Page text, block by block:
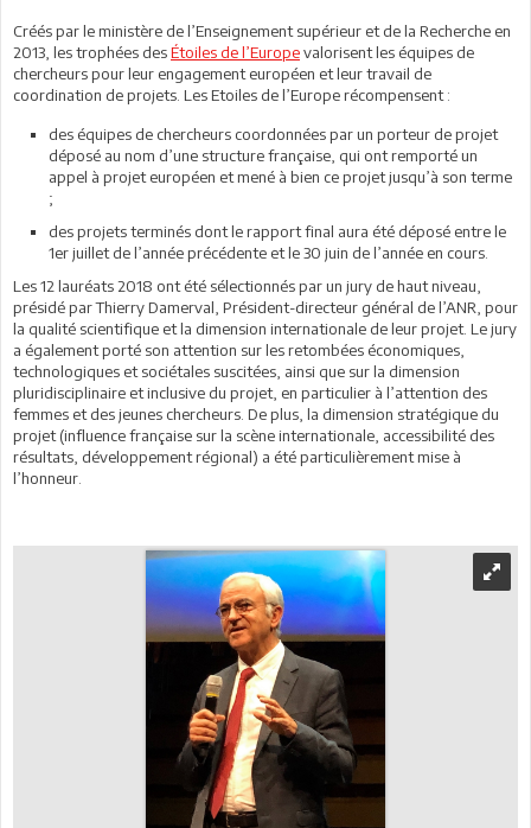
Créés par le ministère de l’Enseignement supérieur et de la Recherche en
2013, les trophées desÉtoiles de l’Europevalorisent les équipes de
chercheurs pour leur engagement européen et leur travail de
coordination de projets. Les Etoiles de l’Europe récompensent :
des équipes de chercheurs coordonnées par un porteur de projet
déposé au nom d’une structure française, qui ont remporté un
appel à projet européen et mené à bien ce projet jusqu’à son terme
;
des projets terminés dont le rapport final aura été déposé entre le
1er juillet de l’année précédente et le 30 juin de l’année en cours.
Les 12 lauréats 2018 ont été sélectionnés par un jury de haut niveau,
présidé par Thierry Damerval, Président-directeur général de l’ANR, pour
la qualité scientifique et la dimension internationale de leur projet. Le jury
a également porté son attention sur les retombées économiques,
technologiques et sociétales suscitées, ainsi que sur la dimension
pluridisciplinaire et inclusive du projet, en particulier à l’attention des
femmes et des jeunes chercheurs. De plus, la dimension stratégique du
projet (influence française sur la scène internationale, accessibilité des
résultats, développement régional) a été particulièrement mise à
l’honneur.